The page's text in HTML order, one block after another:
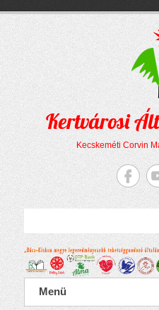
Kertvárosi
Kecskeméti Corvin
Menü